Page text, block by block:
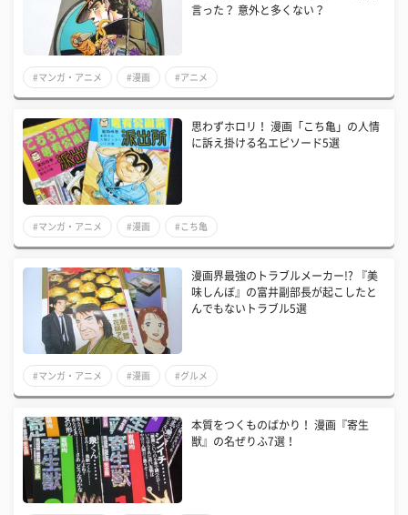
言った？ 意外と多くない？
#マンガ・アニメ #漫画 #アニメ
思わずホロリ！ 漫画「こち亀」の人情
に訴え掛ける名エピソード5選
#マンガ・アニメ #漫画 #こち亀
漫画界最強のトラブルメーカー!? 『美
味しんぼ』の富井副部長が起こしたと
んでもないトラブル5選
#マンガ・アニメ #漫画 #グルメ
本質をつくものばかり！ 漫画『寄生
獣』の名ぜりふ7選！